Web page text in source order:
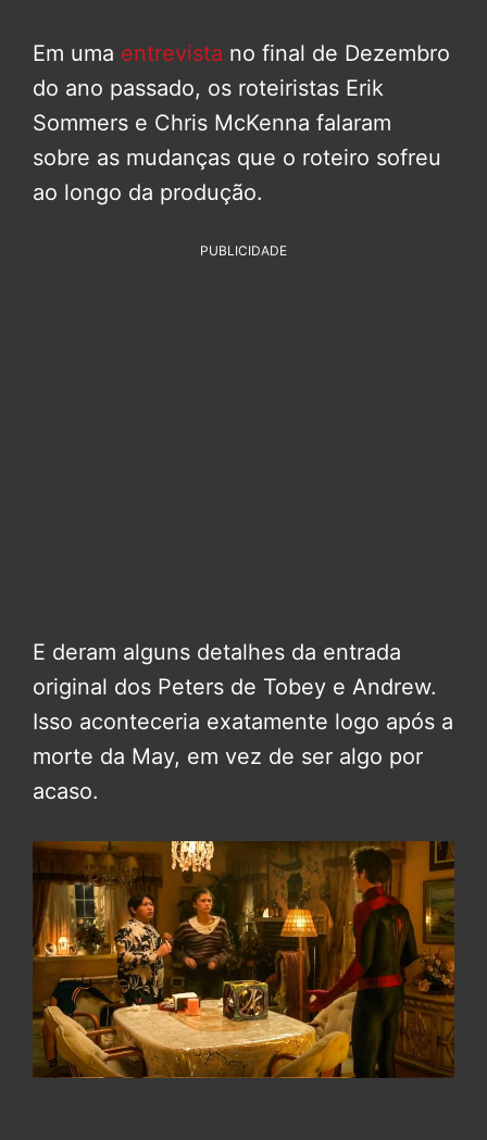
Em uma entrevista no final de Dezembro
do ano passado, os roteiristas Erik
Sommers e Chris McKenna falaram
sobre as mudanças que o roteiro sofreu
ao longo da produção.
PUBLICIDADE
E deram alguns detalhes da entrada
original dos Peters de Tobey e Andrew.
Isso aconteceria exatamente logo após a
morte da May, em vez de ser algo por
acaso.